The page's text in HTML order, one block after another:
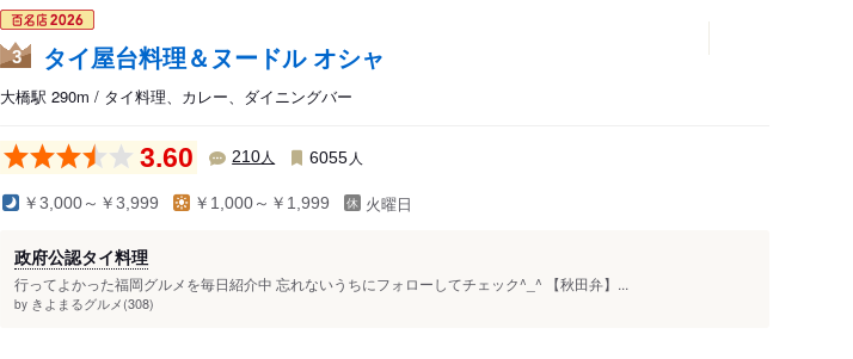
3 タイ屋台料理＆ヌードル オシャ
大橋駅 290m / タイ料理、カレー、ダイニングバー
3.60 210人 6055 人
￥3,000～￥3,999 ￥1,000～￥1,999 火曜日
政府公認タイ料理
行ってよかった福岡グルメを毎日紹介中 忘れないうちにフォローしてチェック^_^ 【秋田弁】...
by きよまるグルメ(308)